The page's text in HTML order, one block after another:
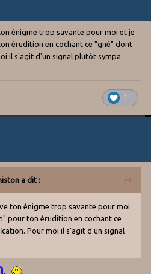
énigme trop savante pour moi et je
érudition en cochant ce "gné" dont
il s'agit d'un signal plutôt sympa.
1
a dit :
ton énigme trop savante pour moi
pour ton érudition en cochant ce
Pour moi il s'agit d'un signal